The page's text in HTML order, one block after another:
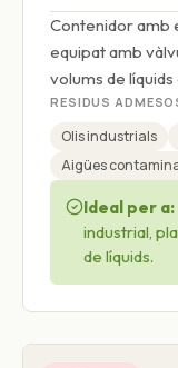
Contenidor amb
equipat amb
volums de
RESIDUS
Olis industrials
Aigües
Ideal per a:
industrial,
de líquids.